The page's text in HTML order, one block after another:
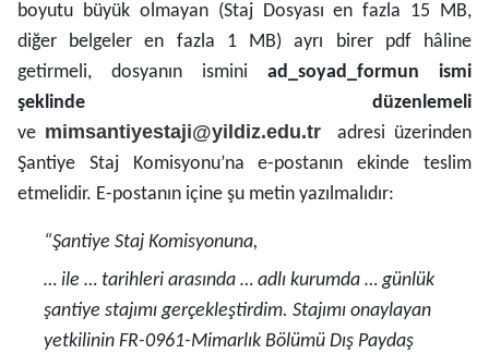
boyutu büyük olmayan (Staj Dosyası en fazla 15 MB,
diğer belgeler en fazla 1 MB) ayrı birer pdf hâline
getirmeli, dosyanın ismini ad_soyad_formun ismi
şeklinde düzenlemeli
ve mimsantiyestaji@yildiz.edu.tradresi üzerinden
Şantiye Staj Komisyonu’na e-postanın ekinde teslim
etmelidir. E-postanın içine şu metin yazılmalıdır:
“Şantiye Staj Komisyonuna,
… ile … tarihleri arasında … adlı kurumda … günlük
şantiye stajımı gerçekleştirdim. Stajımı onaylayan
yetkilinin FR-0961-Mimarlık Bölümü Dış Paydaş